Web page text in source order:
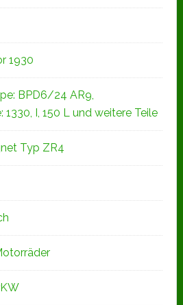
1930
BPD6/24 AR9,
I, 150 L und weitere Teile
Typ ZR4